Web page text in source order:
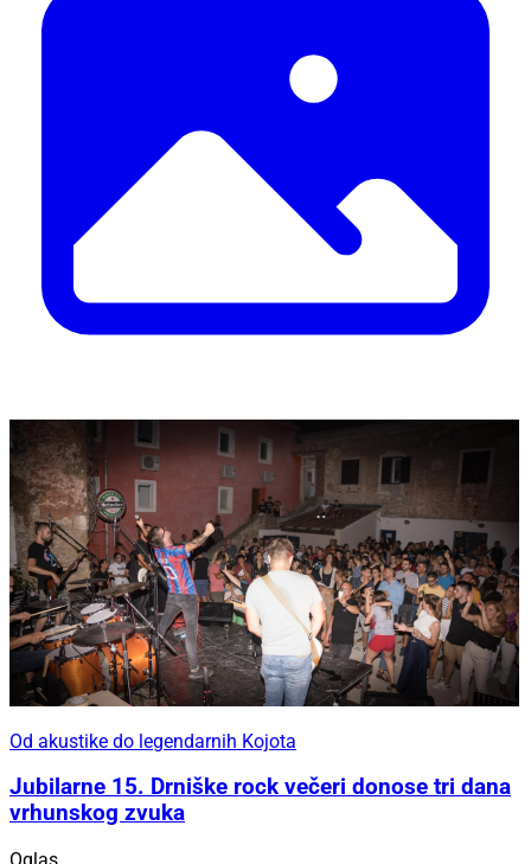
Od akustike do legendarnih Kojota
Jubilarne 15. Drniške rock večeri donose tri dana
vrhunskog zvuka